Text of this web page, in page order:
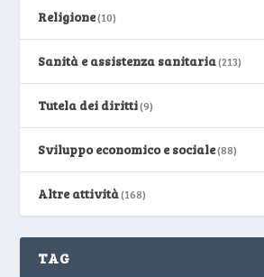
Religione(10)
Sanità e assistenza sanitaria(213)
Tutela dei diritti(9)
Sviluppo economico e sociale(88)
Altre attività(168)
TAG